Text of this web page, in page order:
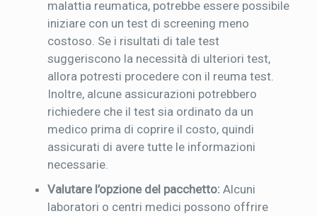
malattia reumatica, potrebbe essere possibile
iniziare con un test di screening meno
costoso. Se i risultati di tale test
suggeriscono la necessità di ulteriori test,
allora potresti procedere con il reuma test.
Inoltre, alcune assicurazioni potrebbero
richiedere che il test sia ordinato da un
medico prima di coprire il costo, quindi
assicurati di avere tutte le informazioni
necessarie.
Valutare l’opzione del pacchetto: Alcuni
laboratori o centri medici possono offrire